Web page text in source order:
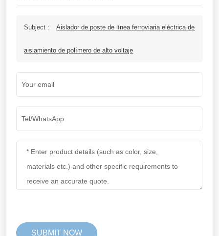
Subject : Aislador de poste de línea ferroviaria eléctrica de
aislamiento de polímero de alto voltaje